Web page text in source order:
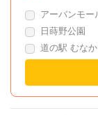
アーバンモー
日蒔野公園
道の駅 むなか